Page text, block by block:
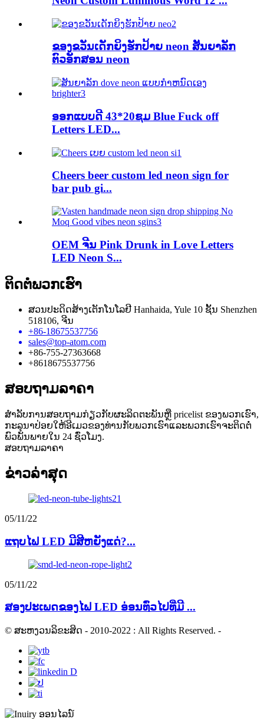
ຂອງຂວັນເດັກຍິງຮັກປ້າຍ neon ສັນຍາລັກ
ຕົວອັກສອນ neon
ອອກແບບດີ 43*20ຊມ Blue Fuck off
Letters LED...
Cheers beer custom led neon sign for
bar pub gi...
OEM ຈີນ Pink Drunk in Love Letters
LED Neon S...
ຕິດ​ຕໍ່​ພວກ​ເຮົາ
ສວນປະດິດສ້າງເຕັກໂນໂລຢີ Hanhaida, Yule 10 ຊັ້ນ Shenzhen
518106, ຈີນ
+86-18675537756
sales@top-atom.com
+86-755-27363668
+8618675537756
ສອບຖາມລາຄາ
ສໍາ​ລັບ​ການ​ສອບ​ຖາມ​ກ່ຽວ​ກັບ​ຜະ​ລິດ​ຕະ​ພັນ​ຫຼື pricelist ຂອງ​ພວກ​ເຮົາ​,
ກະ​ລຸ​ນາ​ປ່ອຍ​ໃຫ້​ອີ​ເມວ​ຂອງ​ທ່ານ​ກັບ​ພວກ​ເຮົາ​ແລະ​ພວກ​ເຮົາ​ຈະ​ຕິດ​ຕໍ່​
ພົວ​ພັນ​ພາຍ​ໃນ 24 ຊົ່ວ​ໂມງ​.
ສອບຖາມລາຄາ
ຂ່າວ​ລ່າ​ສຸດ
05/11/22
ແຖບໄຟ LED ມີສີຫຍັງແດ່?...
05/11/22
ສອງປະເພດຂອງໄຟ LED ອ່ອນທົ່ວໄປທີ່ມີ ...
© ສະຫງວນລິຂະສິດ - 2010-2022 : All Rights Reserved. -